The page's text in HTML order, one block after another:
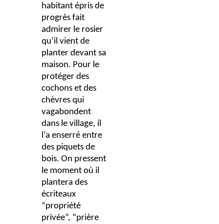
habitant épris de
progrès fait
admirer le rosier
qu’il vient de
planter devant sa
maison. Pour le
protéger des
cochons et des
chèvres qui
vagabondent
dans le village, il
l’a enserré entre
des piquets de
bois. On pressent
le moment où il
plantera des
écriteaux
“propriété
privée”, “prière